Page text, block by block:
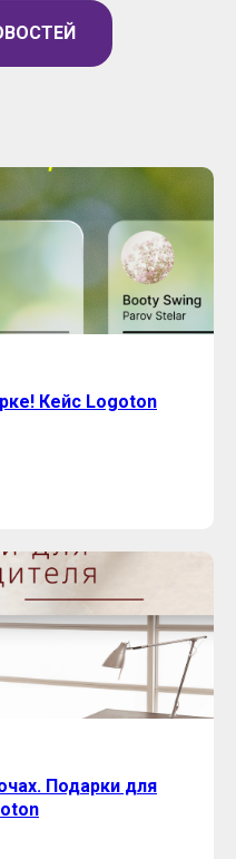
Кейс Logoton
Подарки для